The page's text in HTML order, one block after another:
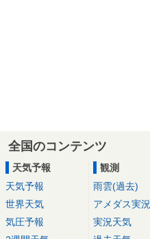
全国のコンテンツ
天気予報
天気予報
世界天気
気圧予報
観測
雨雲(過去)
アメダス実況
実況天気